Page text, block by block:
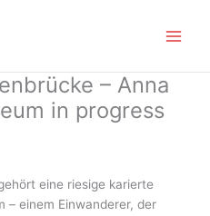
– Anna
in progress
eine riesige karierte
– einem Einwanderer, der